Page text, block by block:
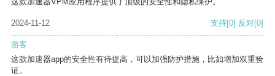
2024-11-12 支持[0] 反对[0]
游客
这款加速器app的安全性有待提高，可以加强防护措施，比如增加双重验
证。